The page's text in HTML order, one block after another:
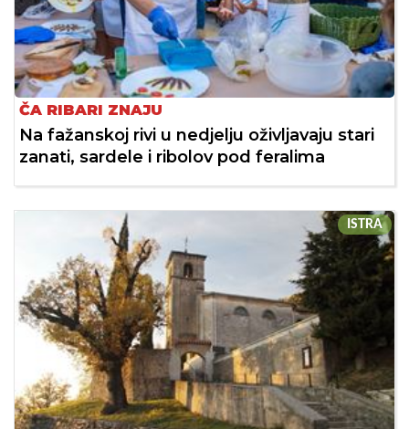
ČA RIBARI ZNAJU
Na fažanskoj rivi u nedjelju oživljavaju stari
zanati, sardele i ribolov pod feralima
ISTRA